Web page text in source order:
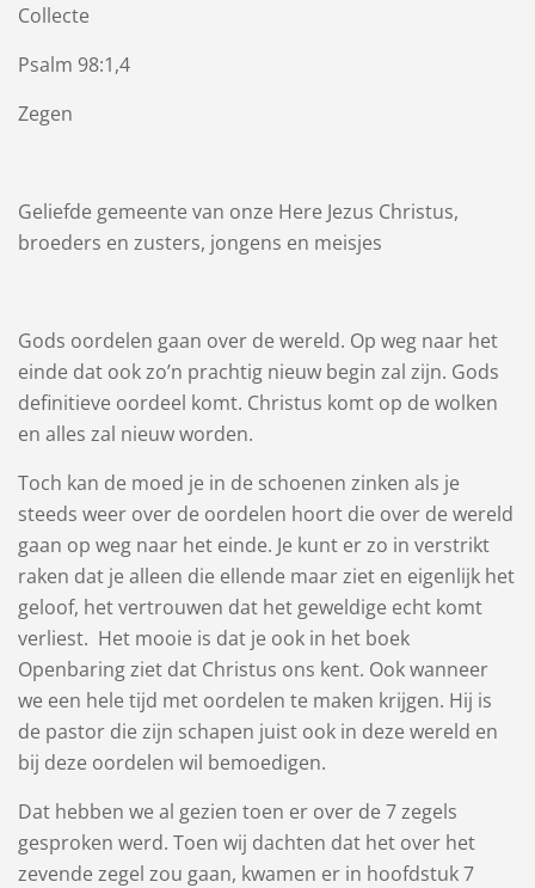
Collecte
Psalm 98:1,4
Zegen
Geliefde gemeente van onze Here Jezus Christus,
broeders en zusters, jongens en meisjes
Gods oordelen gaan over de wereld. Op weg naar het
einde dat ook zo’n prachtig nieuw begin zal zijn. Gods
definitieve oordeel komt. Christus komt op de wolken
en alles zal nieuw worden.
Toch kan de moed je in de schoenen zinken als je
steeds weer over de oordelen hoort die over de wereld
gaan op weg naar het einde. Je kunt er zo in verstrikt
raken dat je alleen die ellende maar ziet en eigenlijk het
geloof, het vertrouwen dat het geweldige echt komt
verliest. Het mooie is dat je ook in het boek
Openbaring ziet dat Christus ons kent. Ook wanneer
we een hele tijd met oordelen te maken krijgen. Hij is
de pastor die zijn schapen juist ook in deze wereld en
bij deze oordelen wil bemoedigen.
Dat hebben we al gezien toen er over de 7 zegels
gesproken werd. Toen wij dachten dat het over het
zevende zegel zou gaan, kwamen er in hoofdstuk 7